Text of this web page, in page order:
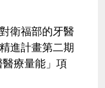
衛福部的牙醫
進計畫第二期
療量能」項